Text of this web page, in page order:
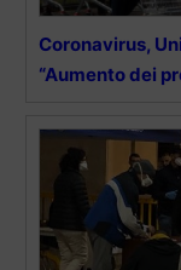
Coronavirus,
“Aumento dei